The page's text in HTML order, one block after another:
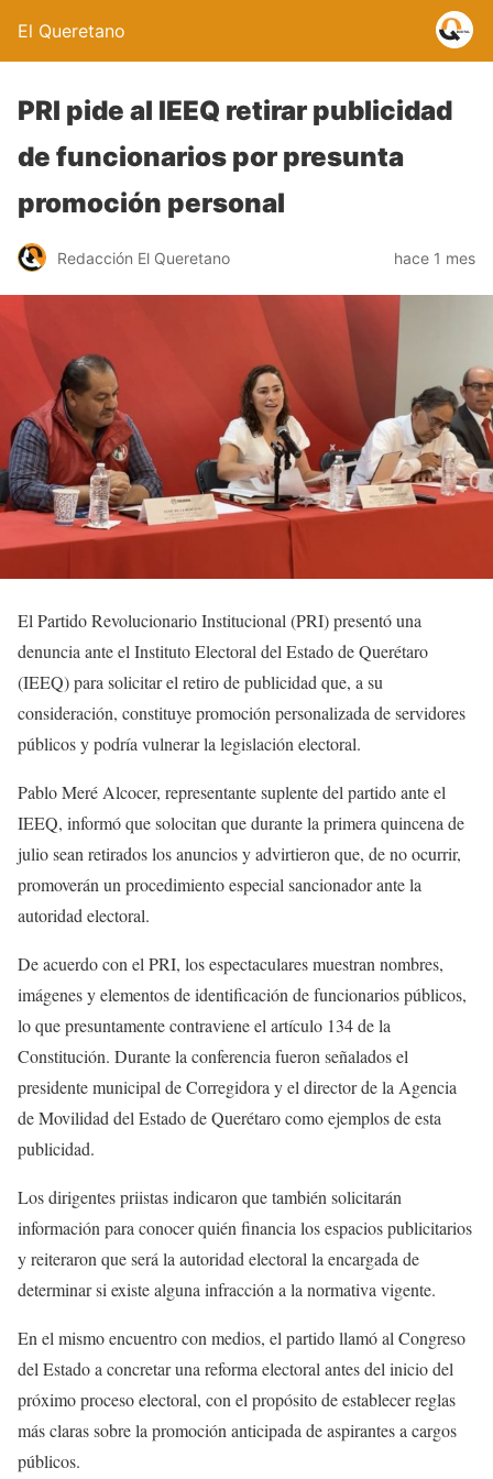
El Queretano
PRI pide al IEEQ retirar publicidad
de funcionarios por presunta
promoción personal
Redacción El Queretano hace 1 mes
El Partido Revolucionario Institucional (PRI) presentó una
denuncia ante el Instituto Electoral del Estado de Querétaro
(IEEQ) para solicitar el retiro de publicidad que, a su
consideración, constituye promoción personalizada de servidores
públicos y podría vulnerar la legislación electoral.
Pablo Meré Alcocer, representante suplente del partido ante el
IEEQ, informó que solocitan que durante la primera quincena de
julio sean retirados los anuncios y advirtieron que, de no ocurrir,
promoverán un procedimiento especial sancionador ante la
autoridad electoral.
De acuerdo con el PRI, los espectaculares muestran nombres,
imágenes y elementos de identificación de funcionarios públicos,
lo que presuntamente contraviene el artículo 134 de la
Constitución. Durante la conferencia fueron señalados el
presidente municipal de Corregidora y el director de la Agencia
de Movilidad del Estado de Querétaro como ejemplos de esta
publicidad.
Los dirigentes priistas indicaron que también solicitarán
información para conocer quién financia los espacios publicitarios
y reiteraron que será la autoridad electoral la encargada de
determinar si existe alguna infracción a la normativa vigente.
En el mismo encuentro con medios, el partido llamó al Congreso
del Estado a concretar una reforma electoral antes del inicio del
próximo proceso electoral, con el propósito de establecer reglas
más claras sobre la promoción anticipada de aspirantes a cargos
públicos.